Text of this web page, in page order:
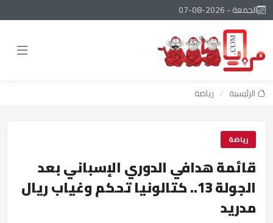
الجمعة - 2026-08-07
الرئيسية / رياضة
رياضة
قائمة هدافي الدوري الإسباني بعد
الجولة 13.. كتالونيا تحكم وغياب ريال
مدريد